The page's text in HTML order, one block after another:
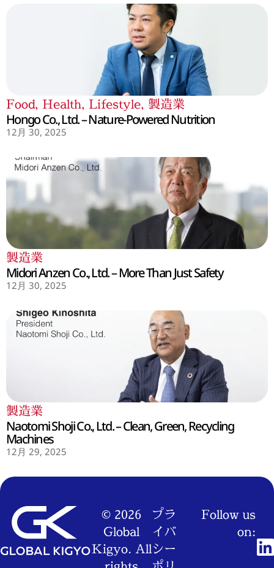
Food, Health, Lifestyle, 製造業
Hongo Co., Ltd. – Nature-Powered Nutrition
12月 30, 2025
製造業
Midori Anzen Co., Ltd. – More Than Just Safety
12月 30, 2025
製造業
Naotomi Shoji Co., Ltd. – Clean, Green, Recycling
Machines
12月 29, 2025
© 2026
Global
Kigyo. All
プラ
イバ
シー
Follow us
on: